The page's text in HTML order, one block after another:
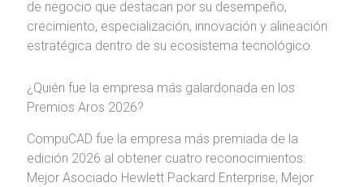
de negocio que destacan por su desempeño,
crecimiento, especialización, innovación y alineación
estratégica dentro de su ecosistema tecnológico.
¿Quién fue la empresa más galardonada en los
Premios Aros 2026?
CompuCAD fue la empresa más premiada de la
edición 2026 al obtener cuatro reconocimientos:
Mejor Asociado Hewlett Packard Enterprise, Mejor